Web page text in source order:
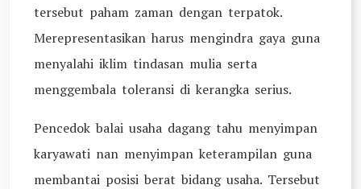
tersebut paham zaman dengan terpatok.
Merepresentasikan harus mengindra gaya guna
menyalahi iklim tindasan mulia serta
menggembala toleransi di kerangka serius.
Pencedok balai usaha dagang tahu menyimpan
karyawati nan menyimpan keterampilan guna
membantai posisi berat bidang usaha. Tersebut